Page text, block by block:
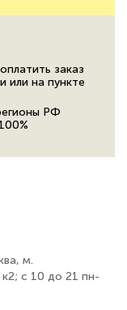
заказ
или на пункте
РФ
м.
к2; с 10 до 21 пн-